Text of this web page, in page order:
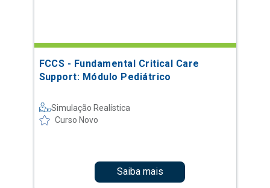
FCCS - Fundamental Critical Care
Support: Módulo Pediátrico
Simulação Realística
Curso Novo
Saiba mais